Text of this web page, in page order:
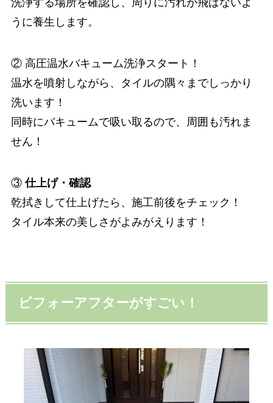
洗浄する場所を確認し、周りに汚れが飛ばないよ
うに養生します。
② 高圧温水バキューム洗浄スタート！
温水を噴射しながら、タイルの隅々までしっかり
洗います！
同時にバキュームで吸い取るので、周囲も汚れま
せん！
③仕上げ・確認
乾拭きして仕上げたら、施工前後をチェック！
タイル本来の美しさがよみがえります！
ビフォーアフターがすごい！